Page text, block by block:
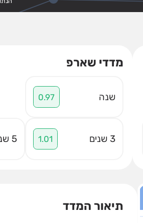
מדדי שארפ
שנה 0.97
3 שנים 1.01 5 שנים
תיאור המדד